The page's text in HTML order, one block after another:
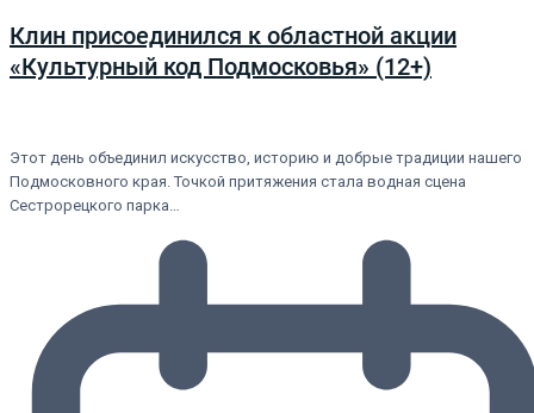
Клин присоединился к областной акции
«Культурный код Подмосковья» (12+)
Этот день объединил искусство, историю и добрые традиции нашего
Подмосковного края. Точкой притяжения стала водная сцена
Сестрорецкого парка…